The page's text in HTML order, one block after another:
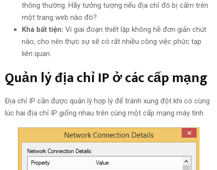
thông thường. Hãy tưởng tượng nếu địa chỉ đó bị cấm trên
một trang web nào đó?
Khá bất tiện: Vì giai đoạn thiết lập không hề đơn giản chút
nào, cho nên thực sự sẽ có rất nhiều công việc phức tạp
liên quan.
Quản lý địa chỉ IP ở các cấp mạng
Địa chỉ IP cần được quản lý hợp lý để tránh xung đột khi có cùng
lúc hai địa chỉ IP giống nhau trên cùng một cấp mạng máy tính.